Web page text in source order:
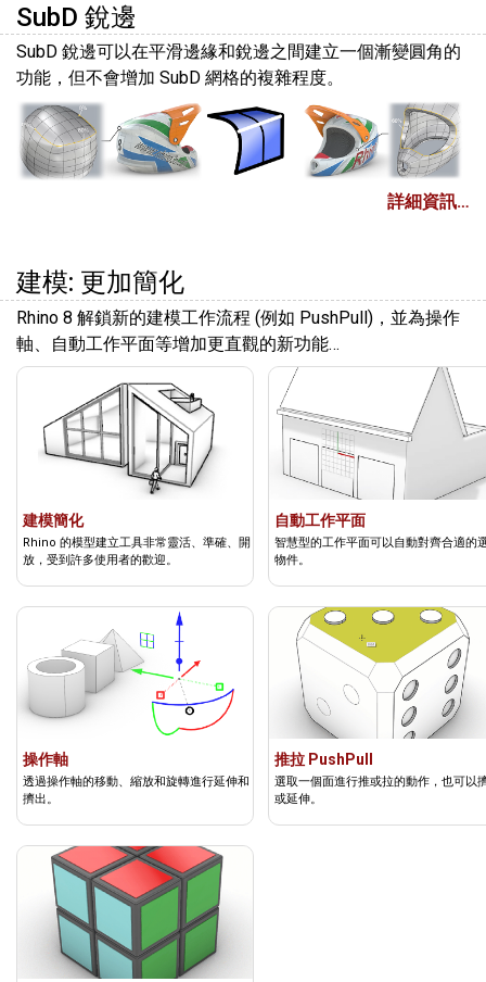
SubD 銳邊
SubD 銳邊可以在平滑邊緣和銳邊之間建立一個漸變圓角的
功能，但不會增加 SubD 網格的複雜程度。
詳細資訊…
建模: 更加簡化
Rhino 8 解鎖新的建模工作流程 (例如 PushPull)，並為操作
軸、自動工作平面等增加更直觀的新功能…
建模簡化
Rhino 的模型建立工具非常靈活、準確、開
放，受到許多使用者的歡迎。
自動工作平面
智慧型的工作平面可以自動對齊合適的
物件。
操作軸
透過操作軸的移動、縮放和旋轉進行延伸和
擠出。
推拉 PushPull
選取一個面進行推或拉的動作，也可以
或延伸。